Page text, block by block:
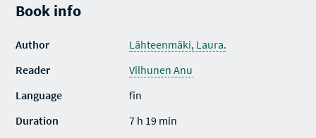
Book info
Author
Lähteenmäki, Laura.
Reader
Vilhunen Anu
Language
fin
Duration
7 h 19 min